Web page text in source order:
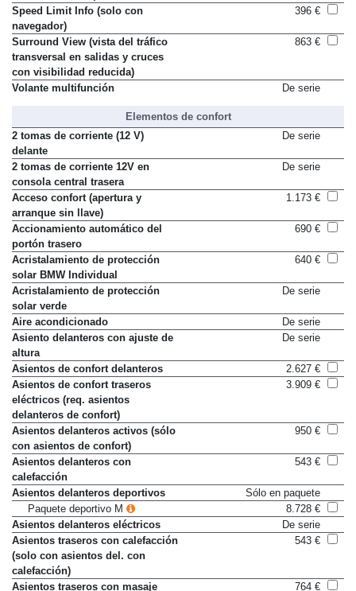
asiento de acompañante
Speed Limit Info (solo con
navegador)
Surround View (vista del tráfico
transversal en salidas y cruces
con visibilidad reducida)
Elementos de confort
2 tomas de corriente (12 V)
delante
2 tomas de corriente 12V en
consola central trasera
Acceso confort (apertura y
arranque sin llave)
Accionamiento automático del
portón trasero
Acristalamiento de protección
solar BMW Individual
Acristalamiento de protección
solar verde
Aire acondicionado
De serie
Asiento delanteros con ajuste de
altura
Asientos de confort delanteros
2.627 €
Asientos de confort traseros
eléctricos (req. asientos
delanteros de confort)
Asientos delanteros activos (sólo
con asientos de confort)
Asientos delanteros con
calefacción
Asientos delanteros deportivos
Sólo en paquete
Paquete deportivo M
8.728 €
Asientos delanteros eléctricos
De serie
Asientos traseros con calefacción
(solo con asientos del. con
calefacción)